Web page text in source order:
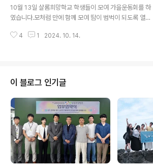
문 보드판을 통한 인식 조사, 인식개선을 위한 전단지 배포
등다양한 프로그램으로 지역주민과 함께 하였습니다.이번
다문화도시 남양주에 한층 더 가까이 다가서길 기대해봅니
10월 13일 샬롬희망학교 학생들이 모여 가을운동회를 하
였습니다.모처럼 만에 함께 모여 땀이 범벅이 되도록 열심
어달리기 등등레드팀과 블루팀으로 나뉘어 선의의 경쟁을
다는생각이 들었습니다. 덩달아 직원들도 신나는 시간이었
습니다.몸이 튼튼해야 마음도 튼튼해지고, 몸과 마음이 건
강해야 공부도 더 열심히할 수 있는 것이지요! 모처럼 함께
흘린 땀이 이루고자 하는 꿈나무의 밑거름이 되길기대해봅
니다. 아자 아자 화이팅!!!!!'오늘은 저에게 가장 행복한 날입
니다.선생님과 친구들을 만나서 매우 기뻤습니..
4 1 2024. 10. 14.
이 블로그 인기글